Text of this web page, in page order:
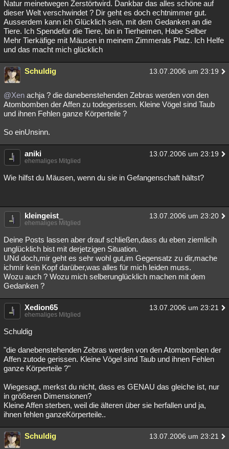
Natur meinetwegen Zerstörtwird. Dankbar das alles schöne auf
dieser Welt verschwindet ? Dir geht es doch echtnimmer gut.
Ausserdem kann ich Glücklich sein, mit dem Gedanken an die
Tiere. Ich Spendefür die Tiere, bin in Tierheimen, Habe Selber
Mehr Tierkäfige mit Mäusen in meinem Zimmerals Platz. Ich Helfe
und das macht mich glücklich
Schuldig 13.07.2006 um 23:19
@Xen achja ? die danebenstehenden Zebras werden von den
Atombomben der Affen zu todegerissen. Kleine Vögel sind Taub
und ihnen Fehlen ganze Körperteile ?
So einUnsinn.
aniki 13.07.2006 um 23:19
ehemaliges Mitglied
Wie hilfst du Mäusen, wenn du sie in Gefangenschaft hältst?
kleingeist_ 13.07.2006 um 23:20
ehemaliges Mitglied
Deine Posts lassen aber drauf schließen,dass du eben ziemlicih
unglücklich bist mit derjetzigen Situation.
UNd doch,mir geht es sehr wohl gut,im Gegensatz zu dir,mache
ichmir kein Kopf darüber,was alles für mich leiden muss.
Wozu auch ? Wozu mich selberunglücklich machen mit dem
Gedanken ?
Xedion65 13.07.2006 um 23:21
ehemaliges Mitglied
Schuldig
"die danebenstehenden Zebras werden von den Atombomben der
Affen zutode gerissen. Kleine Vögel sind Taub und ihnen Fehlen
ganze Körperteile ?"
Wiegesagt, merkst du nicht, dass es GENAU das gleiche ist, nur
in größeren Dimensionen?
Kleine Affen sterben, weil die älteren über sie herfallen und ja,
ihnen fehlen ganzeKörperteile..
Schuldig 13.07.2006 um 23:21